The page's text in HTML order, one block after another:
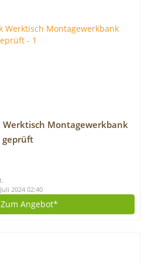
Werktisch Montagewerkbank
geprüft
2024 02:40
Angebot*